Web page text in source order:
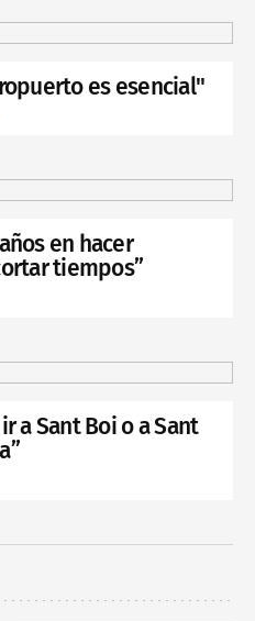
es esencial"
en hacer
tiempos”
a Sant Boi o a Sant